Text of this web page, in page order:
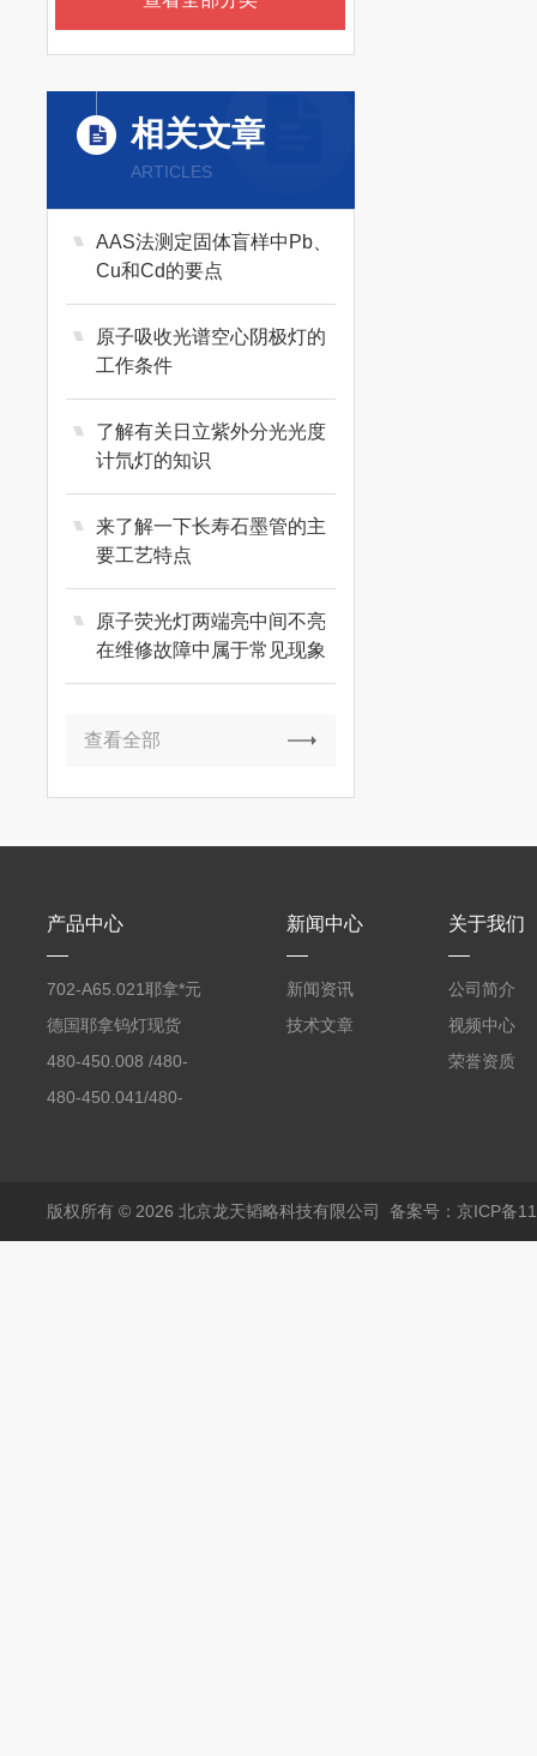
相关文章
ARTICLES
AAS法测定固体盲样中Pb、
Cu和Cd的要点
原子吸收光谱空心阴极灯的
工作条件
了解有关日立紫外分光光度
计氘灯的知识
来了解一下长寿石墨管的主
要工艺特点
原子荧光灯两端亮中间不亮
在维修故障中属于常见现象
查看全部
产品中心
702-A65.021耶拿*元
素分析仪反应罐
德国耶拿钨灯现货
480-450.008 /480-
450.008C耶拿镉Cd空
480-450.041/480-
包邮
新闻中心
新闻资讯
技术文章
关于我们
公司简介
视频中心
荣誉资质
版权所有 © 2026 北京龙天韬略科技有限公司 备案号：京ICP备